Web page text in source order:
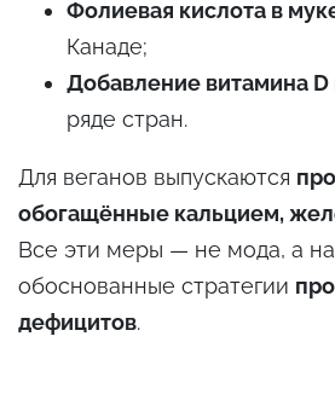
Фолиевая кислота в
Канаде;
Добавление витамина D
ряде стран.
Для веганов выпускаются
обогащённые кальцием,
Все эти меры — не мода, а
обоснованные стратегии
дефицитов.